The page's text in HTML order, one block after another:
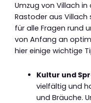
Umzug von Villach in
Rastoder aus Villach
für alle Fragen rund
von Anfang an
hier einige wichtige
Kultur und
vielfältig und
und Bräuche.